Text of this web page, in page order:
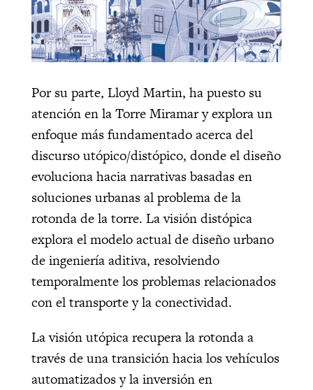
Por su parte, Lloyd Martin, ha puesto su
atención en la Torre Miramar y exploraun
enfoque más fundamentado acerca del
discurso utópico/distópico, donde el diseño
evoluciona hacia narrativas basadas en
soluciones urbanas al problema de la
rotonda de la torre. La visión distópica
explora el modelo actual de diseño urbano
de ingeniería aditiva, resolviendo
temporalmente los problemas relacionados
con el transporte y la conectividad.
La visión utópica recupera la rotonda a
través de una transición hacia los vehículos
automatizados y la inversión en